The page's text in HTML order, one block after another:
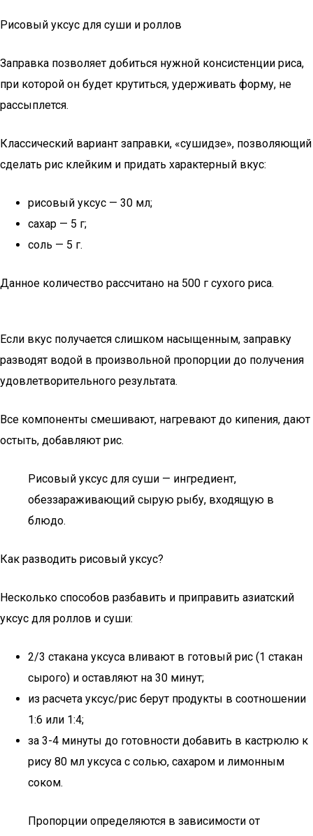
Рисовый уксус для суши и роллов
Заправка позволяет добиться нужной консистенции риса,
при которой он будет крутиться, удерживать форму, не
рассыплется.
Классический вариант заправки, «сушидзе», позволяющий
сделать рис клейким и придать характерный вкус:
рисовый уксус — 30 мл;
сахар — 5 г;
соль — 5 г.
Данное количество рассчитано на 500 г сухого риса.
Если вкус получается слишком насыщенным, заправку
разводят водой в произвольной пропорции до получения
удовлетворительного результата.
Все компоненты смешивают, нагревают до кипения, дают
остыть, добавляют рис.
Рисовый уксус для суши — ингредиент,
обеззараживающий сырую рыбу, входящую в
блюдо.
Как разводить рисовый уксус?
Несколько способов разбавить и приправить азиатский
уксус для роллов и суши:
2/3 стакана уксуса вливают в готовый рис (1 стакан
сырого) и оставляют на 30 минут;
из расчета уксус/рис берут продукты в соотношении
1:6 или 1:4;
за 3-4 минуты до готовности добавить в кастрюлю к
рису 80 мл уксуса с солью, сахаром и лимонным
соком.
Пропорции определяются в зависимости от